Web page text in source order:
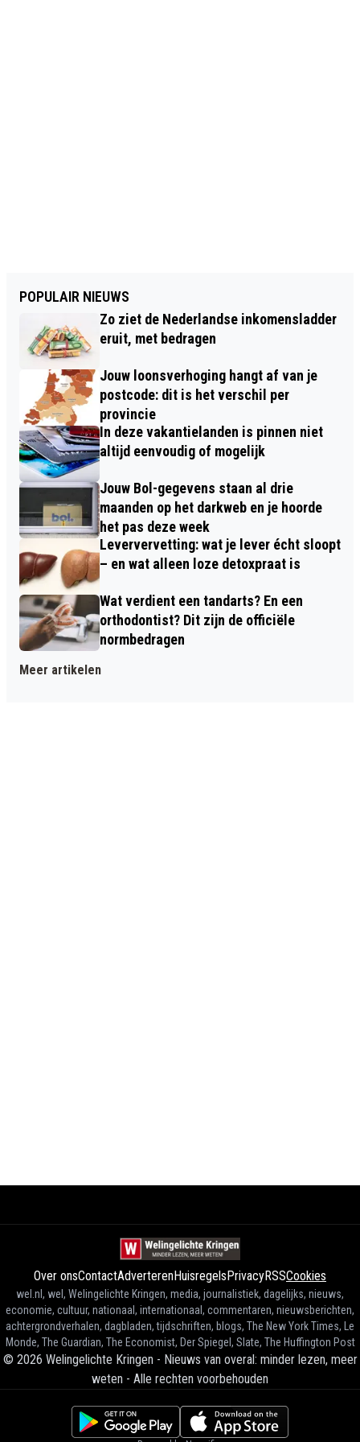
POPULAIR NIEUWS
Zo ziet de Nederlandse inkomensladder
eruit, met bedragen
Jouw loonsverhoging hangt af van je
postcode: dit is het verschil per
provincie
In deze vakantielanden is pinnen niet
altijd eenvoudig of mogelijk
Jouw Bol-gegevens staan al drie
maanden op het darkweb en je hoorde
het pas deze week
Leververvetting: wat je lever écht sloopt
– en wat alleen loze detoxpraat is
Wat verdient een tandarts? En een
orthodontist? Dit zijn de officiële
normbedragen
Meer artikelen
Over onsContactAdverterenHuisregelsPrivacyRSSCookies
wel.nl, wel, Welingelichte Kringen, media, journalistiek, dagelijks, nieuws,
economie, cultuur, nationaal, internationaal, commentaren, nieuwsberichten,
achtergrondverhalen, dagbladen, tijdschriften, blogs, The New York Times, Le
Monde, The Guardian, The Economist, Der Spiegel, Slate, The Huffington Post
© 2026 Welingelichte Kringen - Nieuws van overal: minder lezen, meer
weten - Alle rechten voorbehouden